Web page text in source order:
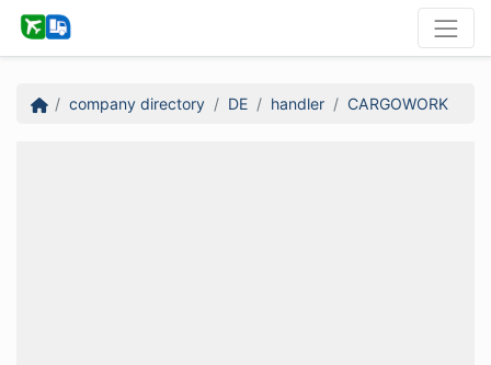
company directory DE handler CARGOWORK